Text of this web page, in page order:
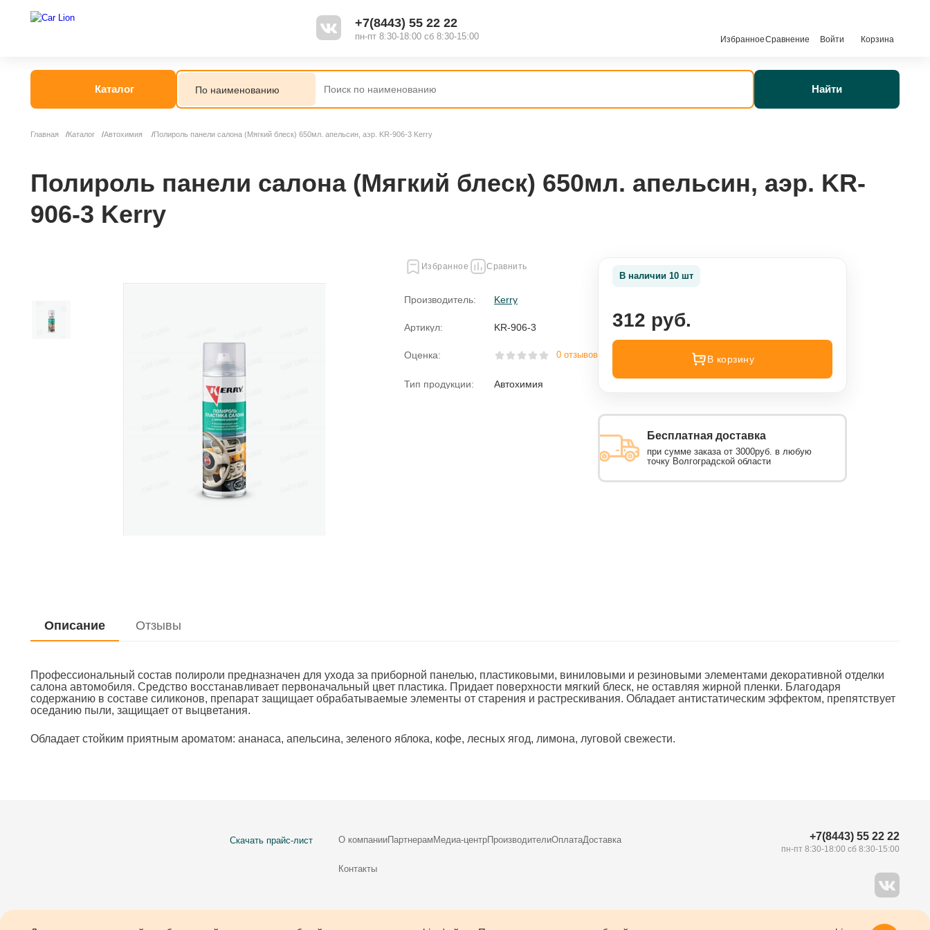
+7(8443) 55 22 22
пн-пт 8:30-18:00 сб 8:30-15:00 ИзбранноеСравнение Войти Корзина
Каталог
Автогрязь
Керосин
Закрепитель резьбы
Герметики
Наборы
Полироль
Смазки
Промывки
Пена монтажная
Найти
Главная Каталог Автохимия Полироль панели салона (Мягкий блеск) 650мл. апельсин, аэр. KR-906-3 Kerry
Полироль панели салона (Мягкий блеск) 650мл. апельсин, аэр. KR-
906-3 Kerry
Избранное Сравнить
Производитель: Kerry
Артикул: KR-906-3
Оценка: 0 отзывов
Тип продукции: Автохимия
В наличии 10 шт
312 руб.
В корзину
Бесплатная доставка
при сумме заказа от 3000руб. в любую
точку Волгоградской области
Описание Отзывы
Профессиональный состав полироли предназначен для ухода за приборной панелью, пластиковыми, виниловыми и резиновыми элементами декоративной отделки
салона автомобиля. Средство восстанавливает первоначальный цвет пластика. Придает поверхности мягкий блеск, не оставляя жирной пленки. Благодаря
содержанию в составе силиконов, препарат защищает обрабатываемые элементы от старения и растрескивания. Обладает антистатическим эффектом, препятствует
оседанию пыли, защищает от выцветания.
Обладает стойким приятным ароматом: ананаса, апельсина, зеленого яблока, кофе, лесных ягод, лимона, луговой свежести.
Скачать прайс-лист О компанииПартнерам Медиа-центрПроизводителиОплатаДоставка
Контакты
+7(8443) 55 22 22
пн-пт 8:30-18:00 сб 8:30-15:00